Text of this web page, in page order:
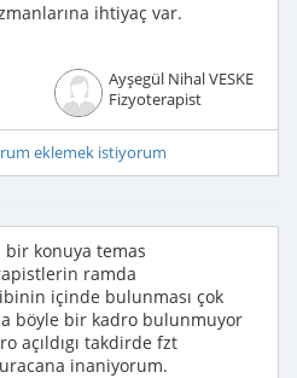
ihtiyaç var.
Ayşegül Nihal VESKE
Fizyoterapist
eklemek istiyorum
bir konuya temas
ramda
içinde bulunması çok
böyle bir kadro bulunmuyor
açıldıgı takdirde fzt
inaniyorum.